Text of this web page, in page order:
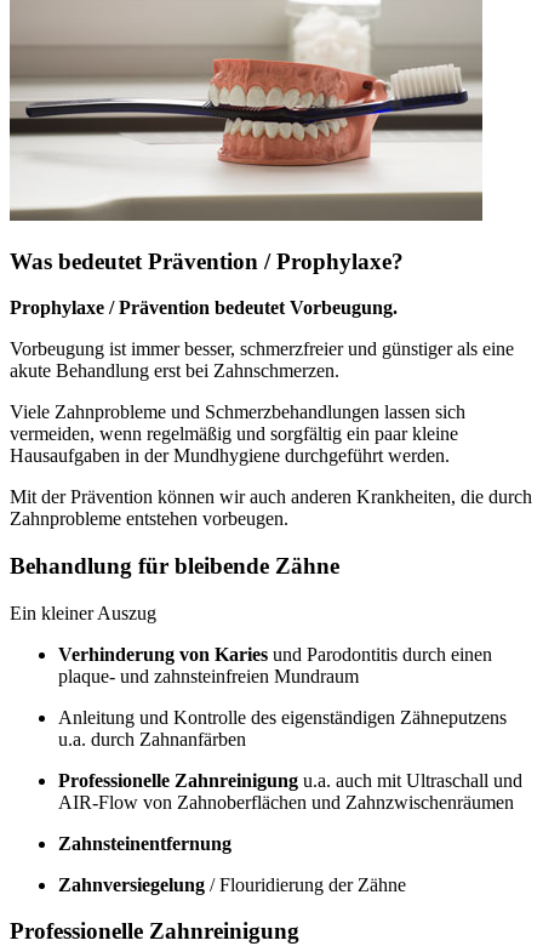
Was bedeutet Prävention / Prophylaxe?
Prophylaxe / Prävention bedeutet Vorbeugung.
Vorbeugung ist immer besser, schmerzfreier und günstiger als eine
akute Behandlung erst bei Zahnschmerzen.
Viele Zahnprobleme und Schmerzbehandlungen lassen sich
vermeiden, wenn regelmäßig und sorgfältig ein paar kleine
Hausaufgaben in der Mundhygiene durchgeführt werden.
Mit der Prävention können wir auch anderen Krankheiten, die durch
Zahnprobleme entstehen vorbeugen.
Behandlung für bleibende Zähne
Ein kleiner Auszug
Verhinderung von Karies und Parodontitis durch einen
plaque- und zahnsteinfreien Mundraum
Anleitung und Kontrolle des eigenständigen Zähneputzens
u.a. durch Zahnanfärben
Professionelle Zahnreinigung u.a. auch mit Ultraschall und
AIR-Flow von Zahnoberflächen und Zahnzwischenräumen
Zahnsteinentfernung
Zahnversiegelung / Flouridierung der Zähne
Professionelle Zahnreinigung